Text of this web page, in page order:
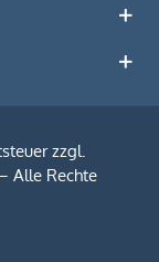
zzgl.
Alle Rechte